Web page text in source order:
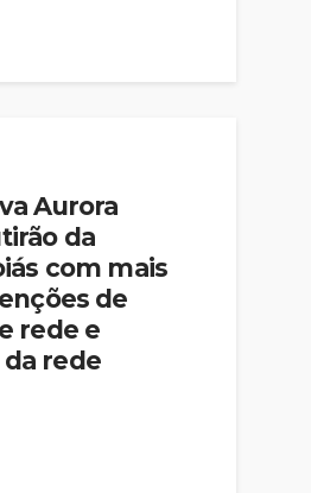
Aurora
da
com mais
de
rede e
rede